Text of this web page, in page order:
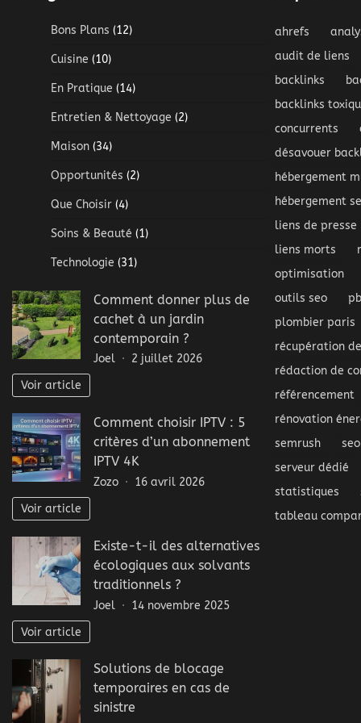
Bons Plans (12)
Cuisine (10)
En Pratique (14)
Entretien & Nettoyage (2)
Maison (34)
Opportunités (2)
Que Choisir (4)
Soins & Beauté (1)
Technologie (31)
Comment donner plus de
cachet à un jardin
contemporain ?
Joel
2 juillet 2026
Voir article
Comment choisir IPTV : 5
critères d’un abonnement
IPTV 4K
Zozo
16 avril 2026
Voir article
Existe-t-il des alternatives
écologiques aux solvants
traditionnels ?
Joel
14 novembre 2025
Voir article
Solutions de blocage
temporaires en cas de
sinistre
ahrefs
audit de liens
backlinks
backlinks
concurrents
désavouer
hébergement
hébergement
liens de presse
liens morts
optimisation
outils seo
plombier paris
récupération
rédaction de
référencement
rénovation
semrush
seo
serveur dédié
statistiques
tableau